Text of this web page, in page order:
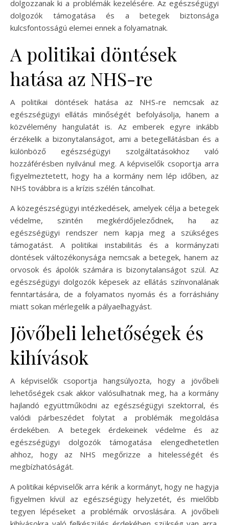
dolgozzanak ki a problémák kezelésére. Az egészségügyi
dolgozók támogatása és a betegek biztonsága
kulcsfontosságú elemei ennek a folyamatnak.
A politikai döntések
hatása az NHS-re
A politikai döntések hatása az NHS-re nemcsak az
egészségügyi ellátás minőségét befolyásolja, hanem a
közvélemény hangulatát is. Az emberek egyre inkább
érzékelik a bizonytalanságot, ami a betegellátásban és a
különböző egészségügyi szolgáltatásokhoz való
hozzáférésben nyilvánul meg. A képviselők csoportja arra
figyelmeztetett, hogy ha a kormány nem lép időben, az
NHS továbbra is a krízis szélén táncolhat.
A közegészségügyi intézkedések, amelyek célja a betegek
védelme, szintén megkérdőjeleződnek, ha az
egészségügyi rendszer nem kapja meg a szükséges
támogatást. A politikai instabilitás és a kormányzati
döntések változékonysága nemcsak a betegek, hanem az
orvosok és ápolók számára is bizonytalanságot szül. Az
egészségügyi dolgozók képesek az ellátás színvonalának
fenntartására, de a folyamatos nyomás és a forráshiány
miatt sokan mérlegelik a pályaelhagyást.
Jövőbeli lehetőségek és
kihívások
A képviselők csoportja hangsúlyozta, hogy a jövőbeli
lehetőségek csak akkor valósulhatnak meg, ha a kormány
hajlandó együttműködni az egészségügyi szektorral, és
valódi párbeszédet folytat a problémák megoldása
érdekében. A betegek érdekeinek védelme és az
egészségügyi dolgozók támogatása elengedhetetlen
ahhoz, hogy az NHS megőrizze a hitelességét és
megbízhatóságát.
A politikai képviselők arra kérik a kormányt, hogy ne hagyja
figyelmen kívül az egészségügy helyzetét, és mielőbb
tegyen lépéseket a problémák orvoslására. A jövőbeli